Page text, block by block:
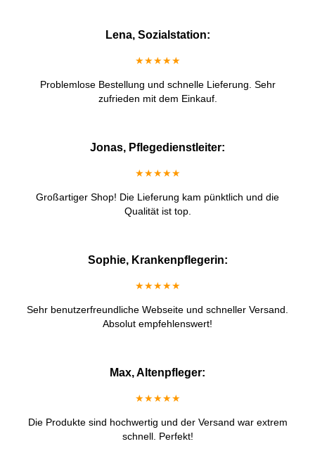
Lena, Sozialstation:
★★★★★
Problemlose Bestellung und schnelle Lieferung. Sehr
zufrieden mit dem Einkauf.
Jonas, Pflegedienstleiter:
★★★★★
Großartiger Shop! Die Lieferung kam pünktlich und die
Qualität ist top.
Sophie, Krankenpflegerin:
★★★★★
Sehr benutzerfreundliche Webseite und schneller Versand.
Absolut empfehlenswert!
Max, Altenpfleger:
★★★★★
Die Produkte sind hochwertig und der Versand war extrem
schnell. Perfekt!